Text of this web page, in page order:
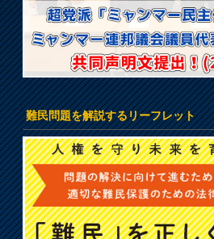
難民問題を解説するリーフレット